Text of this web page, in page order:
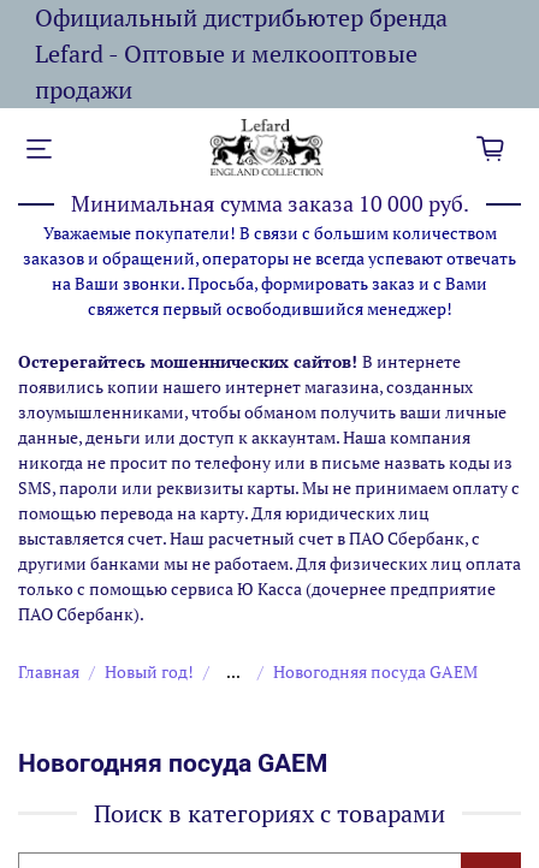
Официальный дистрибьютер бренда
Lefard - Оптовые и мелкооптовые
продажи
Минимальная сумма заказа 10 000 руб.
Уважаемые покупатели! В связи с большим количеством
заказов и обращений, операторы не всегда успевают отвечать
на Ваши звонки. Просьба, формировать заказ и с Вами
свяжется первый освободившийся менеджер!
Остерегайтесь мошеннических сайтов! В интернете
появились копии нашего интернет магазина,созданных
злоумышленниками, чтобы обманом получить ваши личные
данные, деньги или доступ к аккаунтам. Наша компания
никогда не просит по телефону или в письме назвать коды из
SMS, пароли или реквизиты карты. Мы не принимаем оплату с
помощью перевода на карту. Для юридических лиц
выставляется счет. Наш расчетный счет в ПАО Сбербанк, с
другими банками мы не работаем. Для физических лиц оплата
только с помощью сервиса Ю Касса (дочернее предприятие
ПАО Сбербанк).
Главная Новый год! ... Новогодняя посуда GAEM
Новогодняя посуда GAEM
Поиск в категориях с товарами